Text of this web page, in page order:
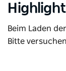
Beim Laden
Bitte